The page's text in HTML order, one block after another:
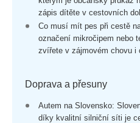
zápis dítěte v cestovních
Co musí mít pes při cestě
označení mikročipem nebo
zvířete v zájmovém chovu i
Doprava a přesuny
Autem na Slovensko:
díky kvalitní silniční síti je